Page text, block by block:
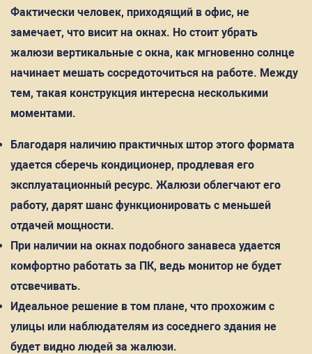
Фактически человек, приходящий в офис, не
замечает, что висит на окнах. Но стоит убрать
жалюзи вертикальные с окна, как мгновенно солнце
начинает мешать сосредоточиться на работе. Между
тем, такая конструкция интересна несколькими
моментами.
Благодаря наличию практичных штор этого формата
удается сберечь кондиционер, продлевая его
эксплуатационный ресурс. Жалюзи облегчают его
работу, дарят шанс функционировать с меньшей
отдачей мощности.
При наличии на окнах подобного занавеса удается
комфортно работать за ПК, ведь монитор не будет
отсвечивать.
Идеальное решение в том плане, что прохожим с
улицы или наблюдателям из соседнего здания не
будет видно людей за жалюзи.